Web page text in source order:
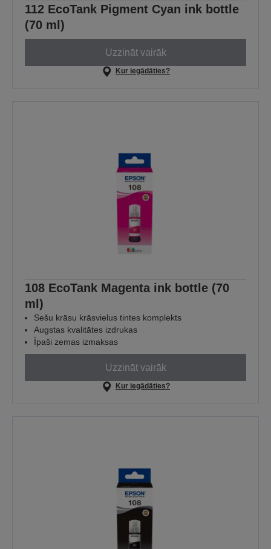
112 EcoTank Pigment Cyan ink bottle
(70 ml)
Uzzināt vairāk
Kur iegādāties?
108 EcoTank Magenta ink bottle (70
ml)
Sešu krāsu krāsvielus tintes komplekts
Augstas kvalitātes izdrukas
Īpaši zemas izmaksas
Uzzināt vairāk
Kur iegādāties?